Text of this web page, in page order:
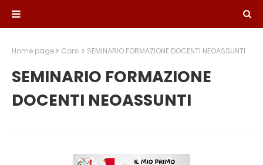
Home page Corsi SEMINARIO FORMAZIONE DOCENTI NEOASSUNTI
SEMINARIO FORMAZIONE
DOCENTI NEOASSUNTI